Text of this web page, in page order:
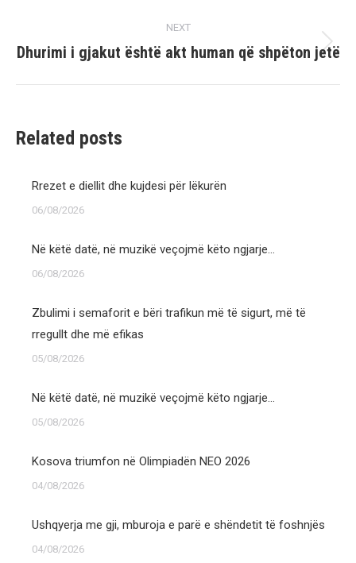
NEXT
Next
Dhurimi i gjakut është akt human që shpëton jetë
Related posts
Rrezet e diellit dhe kujdesi për lëkurën
06/08/2026
Në këtë datë, në muzikë veçojmë këto ngjarje…
06/08/2026
Zbulimi i semaforit e bëri trafikun më të sigurt, më të
rregullt dhe më efikas
05/08/2026
Në këtë datë, në muzikë veçojmë këto ngjarje…
05/08/2026
Kosova triumfon në Olimpiadën NEO 2026
04/08/2026
Ushqyerja me gji, mburoja e parë e shëndetit të foshnjës
04/08/2026